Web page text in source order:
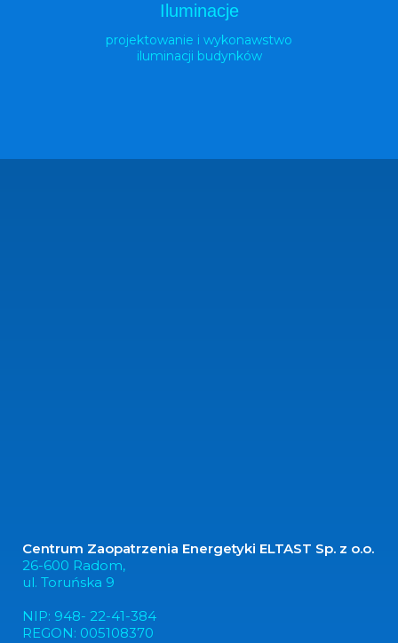
Iluminacje
projektowanie i wykonawstwo
iluminacji budynków
Centrum Zaopatrzenia Energetyki ELTAST Sp. z o.o.
26-600 Radom,
ul. Toruńska 9
NIP: 948- 22-41-384
REGON: 005108370